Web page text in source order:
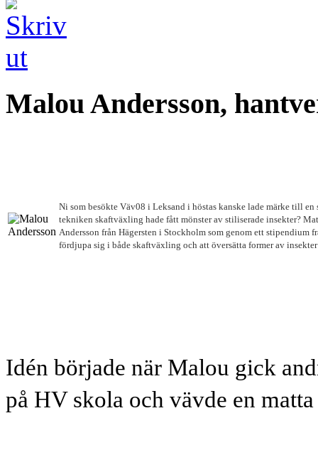
Malou Andersson,
Ni som besökte Väv08 i Leksand i höstas kanske lade märke till en
tekniken skaftväxling hade fått mönster av stiliserade insekter?
Andersson från Hägersten i Stockholm som genom ett stipendium
fördjupa sig i både skaftväxling och att översätta former av
Idén började när Malou gick
på HV skola och vävde en